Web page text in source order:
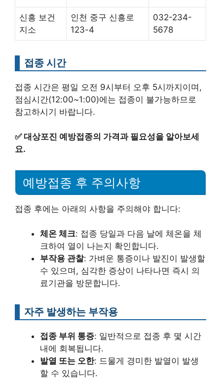
신흥 보건
지소
인천 중구 신흥로
123-4
032-234-
5678
접종 시간
접종 시간은 평일 오전 9시부터 오후 5시까지이며,
점심시간(12:00~1:00)에는 접종이 불가능하므로
참고하시기 바랍니다.
✅대상포진 예방접종의 가격과 필요성을 알아보세
요.
예방접종 후 주의사항
접종 후에는 아래의 사항을 주의해야 합니다:
체온 체크: 접종 당일과 다음 날에 체온을 체
크하여 열이 나는지 확인합니다.
부작용 관찰: 가벼운 통증이나 발진이 발생할
수 있으며, 심각한 증상이 나타나면 즉시 의
료기관을 방문합니다.
자주 발생하는 부작용
접종 부위 통증: 일반적으로 접종 후 몇 시간
내에 회복됩니다.
발열 또는 오한: 드물게 경미한 발열이 발생
할 수 있습니다.